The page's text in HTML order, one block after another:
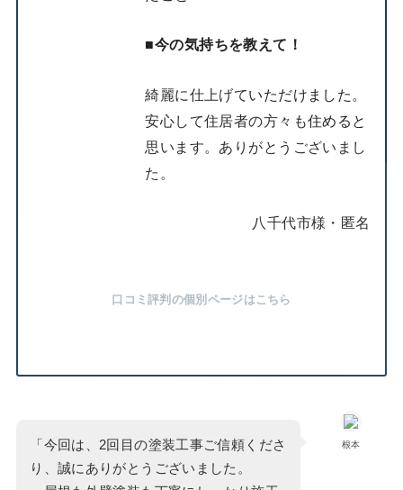
■今の気持ちを教えて！
綺麗に仕上げていただけました。
安心して住居者の方々も住めると
思います。ありがとうございまし
た。
八千代市様・匿名
口コミ評判の個別ページはこちら
根本
「今回は、2回目の塗装工事ご信頼くださ
り、誠にありがとうございました。